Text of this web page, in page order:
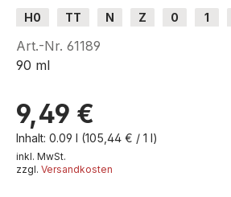
H0 TT N Z 0 1
H0e
Art.-Nr. 61189
90 ml
9,49 €
Inhalt: 0.09 l (105,44 € / 1 l)
inkl. MwSt.
zzgl. Versandkosten